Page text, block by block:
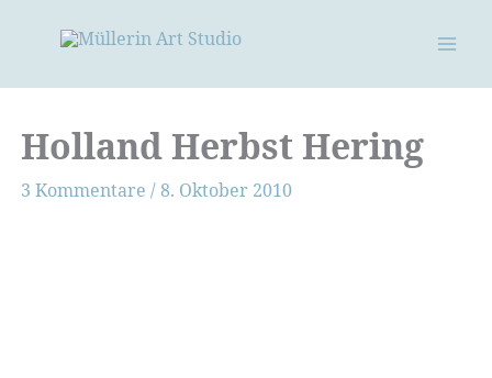
Holland Herbst Hering
3 Kommentare /8. Oktober 2010